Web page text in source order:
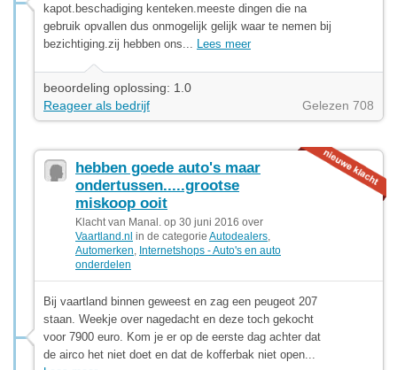
kapot.beschadiging kenteken.meeste dingen die na
gebruik opvallen dus onmogelijk gelijk waar te nemen bij
bezichtiging.zij hebben ons... Lees meer
beoordeling oplossing: 1.0
Reageer als bedrijf
Gelezen 708
hebben goede auto's maar
ondertussen.....grootse
miskoop ooit
Klacht van Manal. op 30 juni 2016 over
Vaartland.nl in de categorie Autodealers
Automerken Internetshops - Auto's en auto
onderdelen
Bij vaartland binnen geweest en zag een peugeot 207
staan. Weekje over nagedacht en deze toch gekocht
voor 7900 euro. Kom je er op de eerste dag achter dat
de airco het niet doet en dat de kofferbak niet open...